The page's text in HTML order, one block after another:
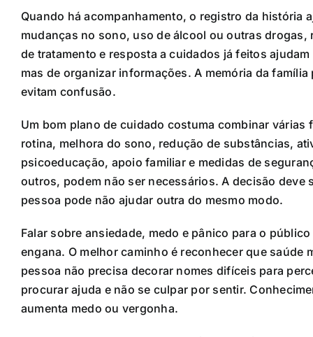
Quando há acompanhamento, o registro da história
mudanças no sono, uso de álcool ou outras
de tratamento e resposta a cuidados já feitos
mas de organizar informações. A memória da
evitam confusão.
Um bom plano de cuidado costuma combinar
rotina, melhora do sono, redução de substâncias,
psicoeducação, apoio familiar e medidas de
outros, podem não ser necessários. A decisão deve
pessoa pode não ajudar outra do mesmo modo.
Falar sobre ansiedade, medo e pânico para o
engana. O melhor caminho é reconhecer que saúde
pessoa não precisa decorar nomes difíceis para
procurar ajuda e não se culpar por sentir.
aumenta medo ou vergonha.